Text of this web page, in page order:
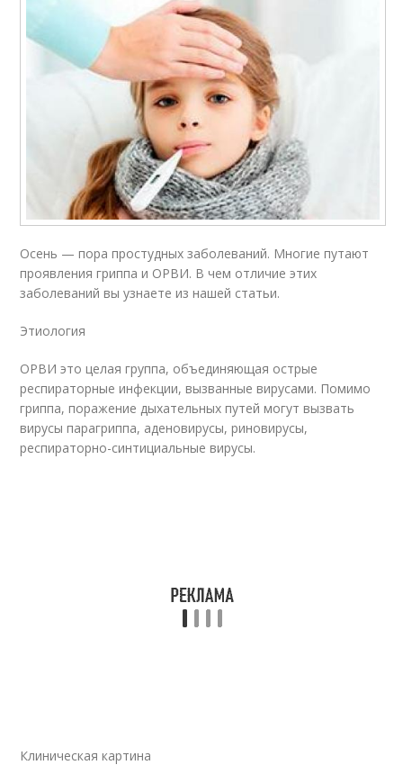
Осень — пора простудных заболеваний. Многие путают
проявления гриппа и ОРВИ. В чем отличие этих
заболеваний вы узнаете из нашей статьи.
Этиология
ОРВИ это целая группа, объединяющая острые
респираторные инфекции, вызванные вирусами. Помимо
гриппа, поражение дыхательных путей могут вызвать
вирусы парагриппа, аденовирусы, риновирусы,
респираторно-синтициальные вирусы.
Клиническая картина